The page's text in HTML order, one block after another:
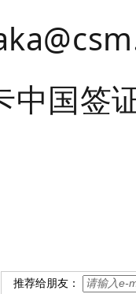
中国签
推荐给朋友：